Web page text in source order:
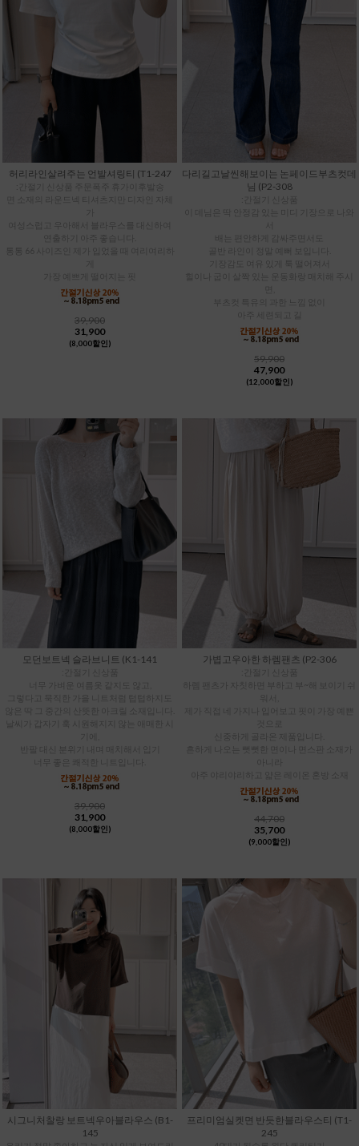
허리라인살려주는 언발셔링티 (T1-247
:간절기 신상품 주문폭주 휴가이후발송
면 소재의 라운드넥 티셔츠지만 디자인 자체
여성스럽고 우아해서 블라우스를 대신하여
연출하기 아주 좋습니다.
통통 66 사이즈인 제가 입었을 때 여리여리하
가장 예쁘게 떨어지는 핏
39,900
31,900
(8,000할인)
다리길고날씬해보이는 논페이드부츠컷데
님 (P2-308
:간절기 신상품
서
배는 편안하게 감싸주면서도
골반 라인이 정말 예뻐 보입니다.
기장감도 여유 있게 툭 떨어져서
힐이나 굽이 살짝 있는 운동화랑 매치해 주시
부츠컷 특유의 과한 느낌 없이
아주 세련되고 길
59,900
47,900
(12,000할인)
모던보트넥 슬라브니트 (K1-141
:간절기 신상품
너무 가벼운 여름옷 같지도 않고,
그렇다고 묵직한 가을 니트처럼 텁텁하지도
않은 딱 그 중간의 산뜻한 아크릴 소재입니다.
날씨가 갑자기 훅 시원해지지 않는 애매한 시
기에,
반팔 대신 분위기 내며 매치해서 입기
39,900
31,900
(8,000할인)
가볍고우아한 하렘팬츠 (P2-306
:간절기 신상품
하렘 팬츠가 자칫하면 부하고 부~해 보이기 쉬
워서,
제가 직접 네 가지나 입어보고 핏이 가장 예쁜
신중하게 골라온 제품입니다.
흔하게 나오는 뻣뻣한 면이나 면스판 소재가
아주 야리야리하고 얇은 레이온 혼방 소재
44,700
35,700
(9,000할인)
시그니처찰랑 보트넥우아블라우스 (B1-
145
프리미엄실켓면 반듯한블라우스티 (T1-
245